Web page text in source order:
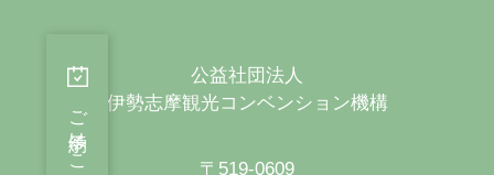
公益社団法人
伊勢志摩観光コンベンション機構
〒519-0609